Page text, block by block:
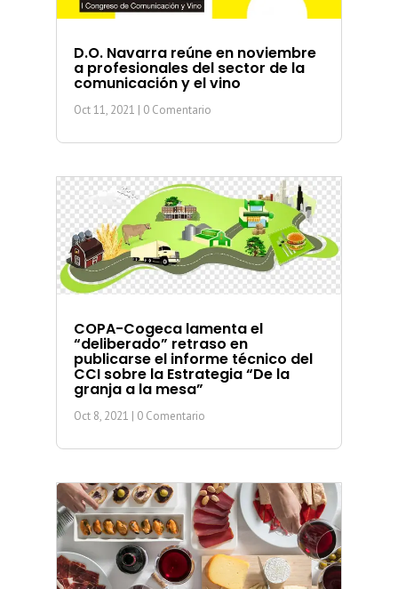
D.O. Navarra reúne en noviembre
a profesionales del sector de la
comunicación y el vino
Oct 11, 2021 | 0 Comentario
COPA-Cogeca lamenta el
“deliberado” retraso en
publicarse el informe técnico del
CCI sobre la Estrategia “De la
granja a la mesa”
Oct 8, 2021 | 0 Comentario